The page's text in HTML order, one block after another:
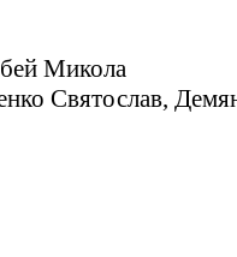
Микола
Святослав,